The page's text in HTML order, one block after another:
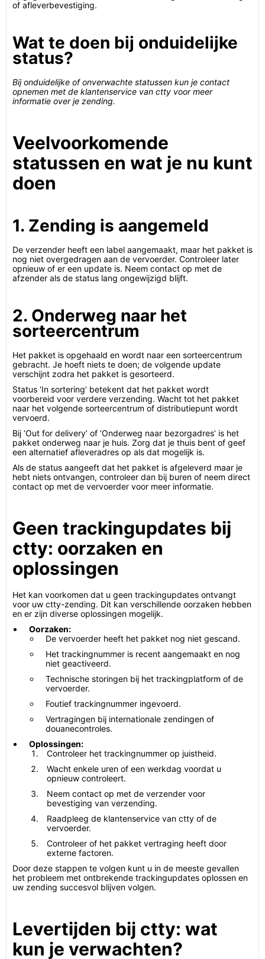
of afleverbevestiging.
Wat te doen bij onduidelijke
status?
Bij onduidelijke of onverwachte statussen kun je contact
opnemen met de klantenservice van ctty voor meer
informatie over je zending.
Veelvoorkomende
statussen en wat je nu kunt
doen
1. Zending is aangemeld
De verzender heeft een label aangemaakt, maar het pakket is
nog niet overgedragen aan de vervoerder. Controleer later
opnieuw of er een update is. Neem contact op met de
afzender als de status lang ongewijzigd blijft.
2. Onderweg naar het
sorteercentrum
Het pakket is opgehaald en wordt naar een sorteercentrum
gebracht. Je hoeft niets te doen; de volgende update
verschijnt zodra het pakket is gesorteerd.
Status ‘In sortering’ betekent dat het pakket wordt
voorbereid voor verdere verzending. Wacht tot het pakket
naar het volgende sorteercentrum of distributiepunt wordt
vervoerd.
Bij ‘Out for delivery’ of ‘Onderweg naar bezorgadres’ is het
pakket onderweg naar je huis. Zorg dat je thuis bent of geef
een alternatief afleveradres op als dat mogelijk is.
Als de status aangeeft dat het pakket is afgeleverd maar je
hebt niets ontvangen, controleer dan bij buren of neem direct
contact op met de vervoerder voor meer informatie.
Geen trackingupdates bij
ctty: oorzaken en
oplossingen
Het kan voorkomen dat u geen trackingupdates ontvangt
voor uw ctty-zending. Dit kan verschillende oorzaken hebben
en er zijn diverse oplossingen mogelijk.
Oorzaken:
De vervoerder heeft het pakket nog niet gescand.
Het trackingnummer is recent aangemaakt en nog
niet geactiveerd.
Technische storingen bij het trackingplatform of de
vervoerder.
Foutief trackingnummer ingevoerd.
Vertragingen bij internationale zendingen of
douanecontroles.
Oplossingen:
Controleer het trackingnummer op juistheid.
Wacht enkele uren of een werkdag voordat u
opnieuw controleert.
Neem contact op met de verzender voor
bevestiging van verzending.
Raadpleeg de klantenservice van ctty of de
vervoerder.
Controleer of het pakket vertraging heeft door
externe factoren.
Door deze stappen te volgen kunt u in de meeste gevallen
het probleem met ontbrekende trackingupdates oplossen en
uw zending succesvol blijven volgen.
Levertijden bij ctty: wat
kun je verwachten?